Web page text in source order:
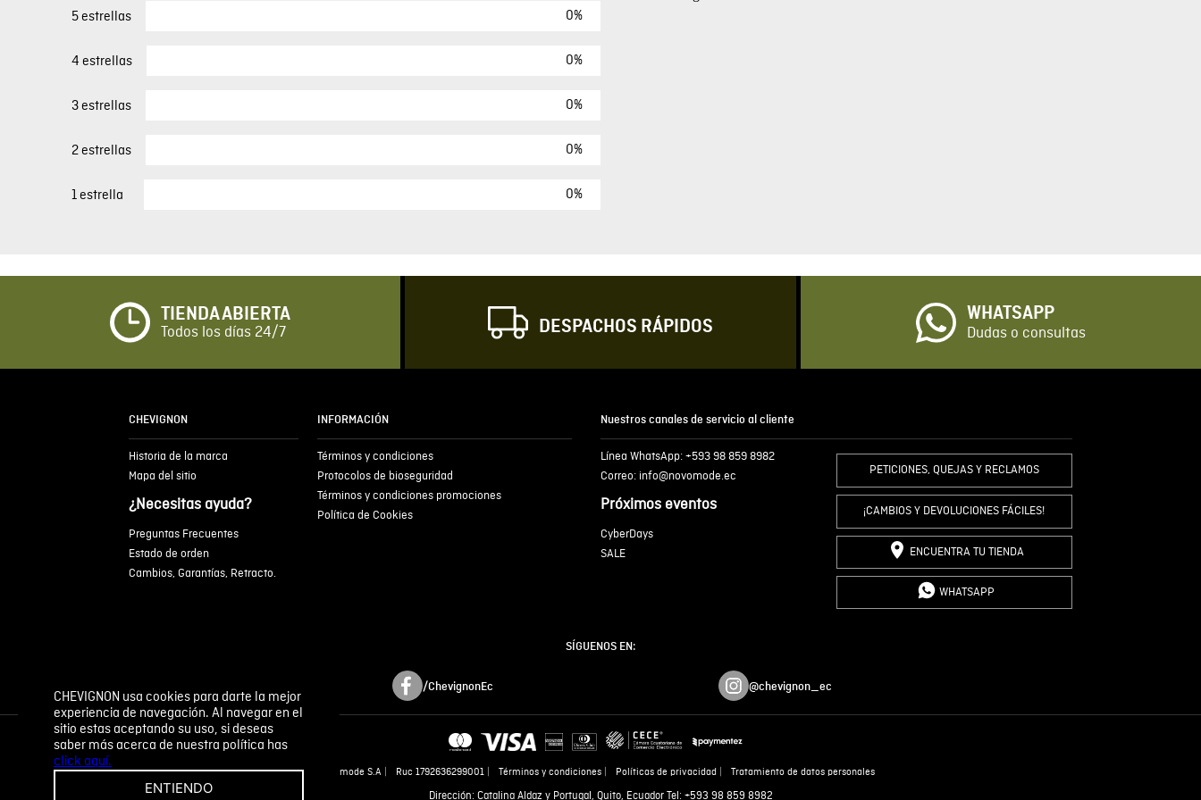
CHEVIGNON usa cookies para darte la mejor
experiencia de navegación. Al navegar en el
sitio estas aceptando su uso, si deseas
saber más acerca de nuestra política has
click aquí.
ENTIENDO
5 estrellas 0%
4 estrellas 0%
3 estrellas 0%
2 estrellas 0%
1 estrella 0%
Escribir comentario
ENVIAR COMENTARIO
TIENDA ABIERTA
Todos los días 24/7 DESPACHOS RÁPIDOS
WHATSAPP
Dudas o consultas
CHEVIGNON
Historia de la marca
Mapa del sitio
¿Necesitas ayuda?
Preguntas Frecuentes
Estado de orden
Cambios, Garantías, Retracto.
INFORMACIÓN
Términos y condiciones
Protocolos de bioseguridad
Términos y condiciones promociones
Política de Cookies
Nuestros canales de servicio al cliente
Línea WhatsApp: +593 98 859 8982
Correo: info@novomode.ec
Próximos eventos
CyberDays
SALE
PETICIONES, QUEJAS Y RECLAMOS
¡CAMBIOS Y DEVOLUCIONES FÁCILES!
ENCUENTRA TU TIENDA
WHATSAPP
SÍGUENOS EN:
/ChevignonEc @chevignon_ec
Novomode S.A Ruc 1792636299001 Términos y condiciones Políticas de privacidad Tratamiento de datos personales
Dirección: Catalina Aldaz y Portugal, Quito, Ecuador Tel: +593 98 859 8982